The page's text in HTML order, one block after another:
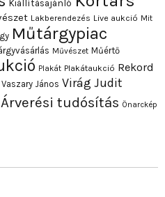
Kiállításajánló
Lakberendezés Live aukció Mit
Műtárgypiac
Művészet Műértő
Plakát Plakátaukció Rekord
Vaszary János Virág Judit
Árverési tudósítás Önarckép